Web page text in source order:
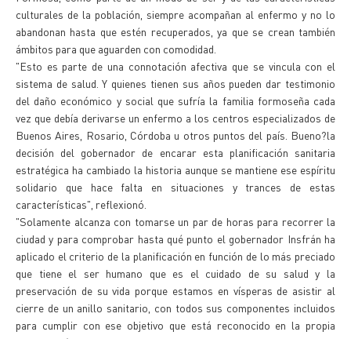
culturales de la población, siempre acompañan al enfermo y no lo
abandonan hasta que estén recuperados, ya que se crean también
ámbitos para que aguarden con comodidad.
"Esto es parte de una connotación afectiva que se vincula con el
sistema de salud. Y quienes tienen sus años pueden dar testimonio
del daño económico y social que sufría la familia formoseña cada
vez que debía derivarse un enfermo a los centros especializados de
Buenos Aires, Rosario, Córdoba u otros puntos del país. Bueno?la
decisión del gobernador de encarar esta planificación sanitaria
estratégica ha cambiado la historia aunque se mantiene ese espíritu
solidario que hace falta en situaciones y trances de estas
características", reflexionó.
"Solamente alcanza con tomarse un par de horas para recorrer la
ciudad y para comprobar hasta qué punto el gobernador Insfrán ha
aplicado el criterio de la planificación en función de lo más preciado
que tiene el ser humano que es el cuidado de su salud y la
preservación de su vida porque estamos en vísperas de asistir al
cierre de un anillo sanitario, con todos sus componentes incluidos
para cumplir con ese objetivo que está reconocido en la propia